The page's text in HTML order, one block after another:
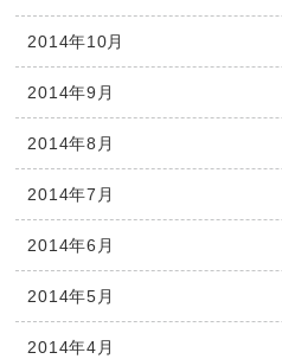
2014年10月
2014年9月
2014年8月
2014年7月
2014年6月
2014年5月
2014年4月